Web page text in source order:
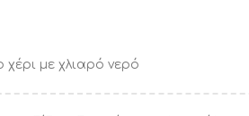
χέρι με χλιαρό νερό